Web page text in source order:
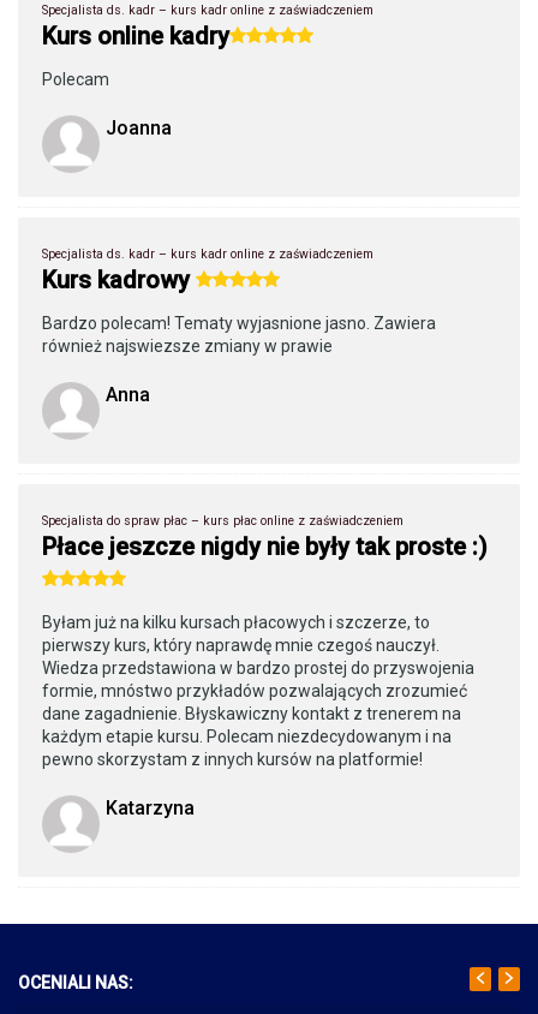
Specjalista ds. kadr – kurs kadr online z zaświadczeniem
Kurs online kadry
Polecam
Joanna
Specjalista ds. kadr – kurs kadr online z zaświadczeniem
Kurs kadrowy
Bardzo polecam! Tematy wyjasnione jasno. Zawiera
również najswiezsze zmiany w prawie
Anna
Specjalista do spraw płac – kurs płac online z zaświadczeniem
Płace jeszcze nigdy nie były tak proste :)
Byłam już na kilku kursach płacowych i szczerze, to
pierwszy kurs, który naprawdę mnie czegoś nauczył.
Wiedza przedstawiona w bardzo prostej do przyswojenia
formie, mnóstwo przykładów pozwalających zrozumieć
dane zagadnienie. Błyskawiczny kontakt z trenerem na
każdym etapie kursu. Polecam niezdecydowanym i na
pewno skorzystam z innych kursów na platformie!
Katarzyna
OCENIALI NAS: